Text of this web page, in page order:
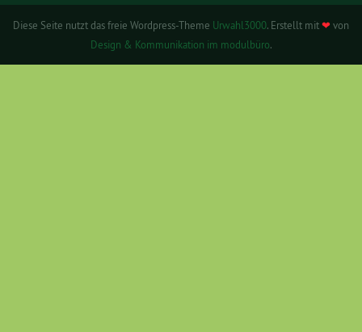
Diese Seite nutzt das freie Wordpress-Theme Urwahl3000. Erstellt mit❤ von
Design & Kommunikation im modulbüro.